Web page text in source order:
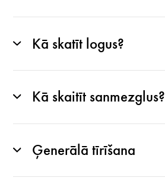
Kā skatīt logus?
Kā skaitīt sanmezglus?
Ģenerālā tīrīšana